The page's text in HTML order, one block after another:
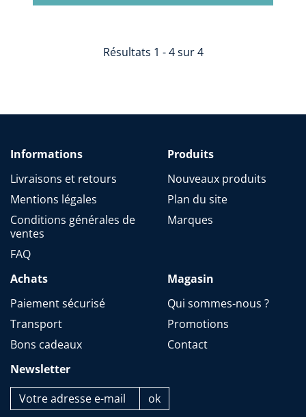
Résultats 1 - 4 sur 4
Informations
Livraisons et retours
Mentions légales
Conditions générales de
ventes
FAQ
Produits
Nouveaux produits
Plan du site
Marques
Achats
Paiement sécurisé
Transport
Bons cadeaux
Magasin
Qui sommes-nous ?
Promotions
Contact
Newsletter